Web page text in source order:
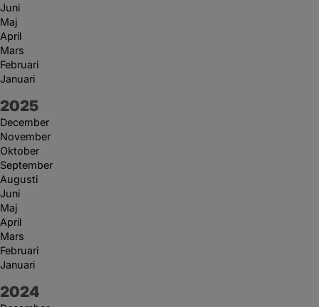
Juni
Maj
April
Mars
Februari
Januari
År:
2025
December
November
Oktober
September
Augusti
Juni
Maj
April
Mars
Februari
Januari
År:
2024